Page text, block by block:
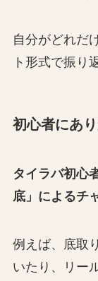
自分がどれだ
ト形式で振り
初心者にあ
タイラバ初心
底」によるチ
例えば、底取
いたり、リー